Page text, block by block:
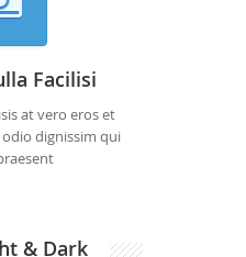
Facilisi
at vero eros et
dignissim qui
& Dark